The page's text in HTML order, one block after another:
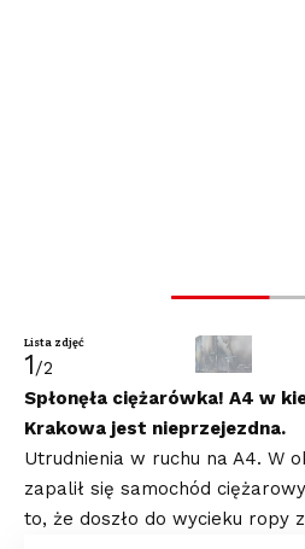
Lista zdjęć
1/2
Spłonęła ciężarówka! A4 w
Krakowa jest nieprzejezdna.
Utrudnienia w ruchu na A4. W
zapalił się samochód
to, że doszło do wycieku ropy